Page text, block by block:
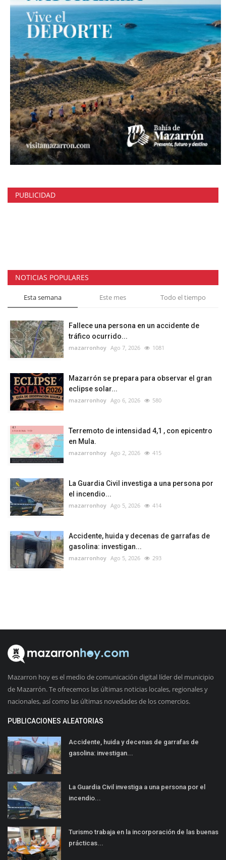
PUBLICIDAD
NOTICIAS POPULARES
Esta semana Este mes Todo el tiempo
Fallece una persona en un accidente de
tráfico ocurrido...
mazarronhoy Ago 7, 2026 1081
Mazarrón se prepara para observar el gran
eclipse solar...
mazarronhoy Ago 6, 2026 580
Terremoto de intensidad 4,1 , con epicentro
en Mula.
mazarronhoy Ago 2, 2026 415
La Guardia Civil investiga a una persona por
el incendio...
mazarronhoy Ago 5, 2026 414
Accidente, huida y decenas de garrafas de
gasolina: investigan...
mazarronhoy Ago 5, 2026 293
Mazarron hoy es el medio de comunicación digital líder del municipio
de Mazarrón. Te ofrecemos las últimas noticias locales, regionales y
nacionales, así como las últimas novedades de los comercios.
PUBLICACIONES ALEATORIAS
Accidente, huida y decenas de garrafas de
gasolina: investigan...
La Guardia Civil investiga a una persona por el
incendio...
Turismo trabaja en la incorporación de las buenas
prácticas...